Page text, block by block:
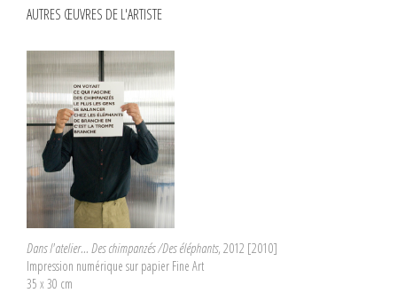
AUTRES ŒUVRES DE L'ARTISTE
Dans l'atelier... Des chimpanzés /Des éléphants, 2012 [2010]
Impression numérique sur papier Fine Art
35 x 30 cm